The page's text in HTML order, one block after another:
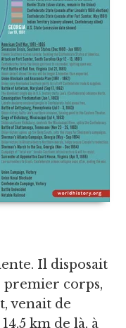
Il disposait
premier corps,
venait de
km de là, à